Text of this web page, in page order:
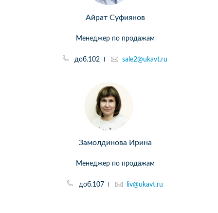
Айрат Суфиянов
Менеджер по продажам
доб.102 sale2@ukavt.ru
Замолдинова Ирина
Менеджер по продажам
доб.107 liv@ukavt.ru